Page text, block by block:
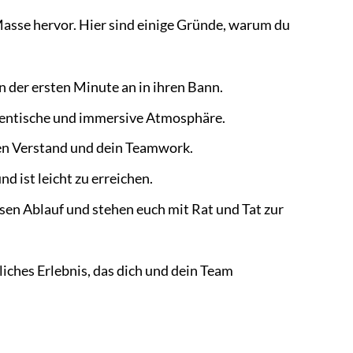
hervor. Hier sind einige Gründe, warum du
der ersten Minute an in ihren Bann.
und immersive Atmosphäre.
Verstand und dein Teamwork.
ist leicht zu erreichen.
Ablauf und stehen euch mit Rat und Tat zur
Erlebnis, das dich und dein Team